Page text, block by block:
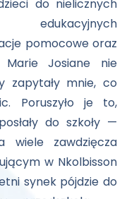
do nielicznych
edukacyjnych
pomocowe oraz
Marie Josiane nie
zapytały mnie, co
Poruszyło je to,
do szkoły —
wiele zawdzięcza
w Nkolbisson
synek pójdzie do